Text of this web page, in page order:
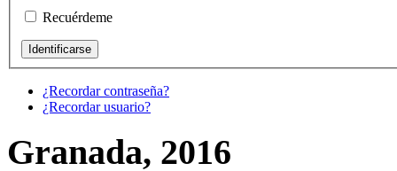
Recuérdeme
¿Recordar contraseña?
¿Recordar usuario?
Granada, 2016